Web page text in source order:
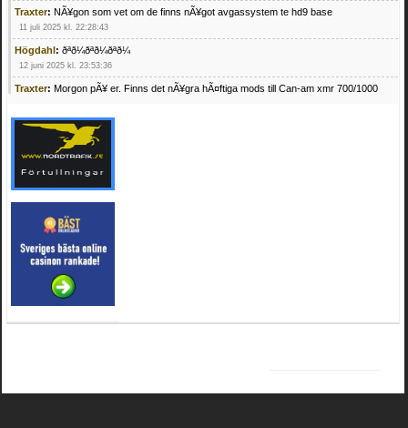
Traxter: NÃ¥gon som vet om de finns nÃ¥got avgassystem te hd9 base
11 juli 2025 kl. 22:28:43
Högdahl: ðªð¼ðªð¼ðªð¼
12 juni 2025 kl. 23:53:36
Traxter: Morgon pÃ¥ er. Finns det nÃ¥gra hÃ¤ftiga mods till Can-am xmr 700/1000
Mrhandsome:SÃ¶ker defekta/trasiga fyrhjulingar. Jag betalar bra och du kan nÃ¥ mig
pÃ¥ 0709955029 eller hv.alexandersson@gmail.com ifall du har en som du vill sÃ¤lja
mvh Hugo
21 februari 2025 kl. 09:25:52
Oscar5:NÃ¥gon som vet vad man kan begÃ¤ra fÃ¶r en Honda TRX 350 FE 2005
4 februari 2025 kl. 19:20:50
Oscar5:44
4 februari 2025 kl. 19:15:36
Greger59:NÃ¤gon som vet har en Cetek 500 EFI
15 januari 2025 kl. 23:49:44
Mrhandsome:SÃÂ¶ker defekta/trasiga fyrhjulingar. Jag betalar bra och du kan nÃÂ¥